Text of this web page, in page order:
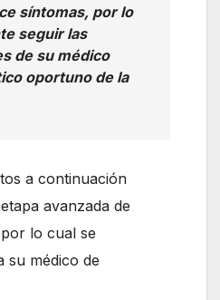
síntomas, por lo
seguir las
de su médico
oportuno de la
a continuación
avanzada de
lo cual se
su médico de